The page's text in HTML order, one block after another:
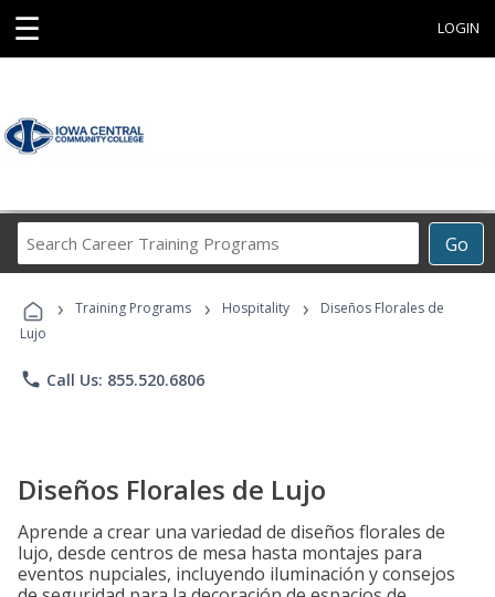
☰ LOGIN
Go
Career
Programs
› Training Programs › Hospitality ›
Diseños Florales de
Lujo
phone Call Us: 855.520.6806
Diseños Florales de Lujo
Aprende a crear una variedad de diseños florales de
lujo, desde centros de mesa hasta montajes para
eventos nupciales, incluyendo iluminación y consejos